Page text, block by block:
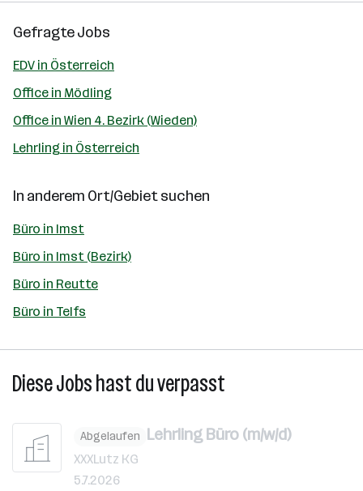
Gefragte Jobs
EDV in Österreich
Office in Mödling
Office in Wien 4. Bezirk (Wieden)
Lehrling in Österreich
In anderem Ort/Gebiet suchen
Büro in Imst
Büro in Imst (Bezirk)
Büro in Reutte
Büro in Telfs
Diese Jobs hast du verpasst
Abgelaufen Lehrling Büro (m/w/d)
XXXLutz KG
5.7.2026